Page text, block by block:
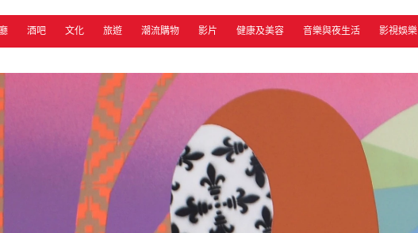
酒吧 文化 旅遊 潮流購物 影片 健康及美容 音樂與夜生活 影視娛樂